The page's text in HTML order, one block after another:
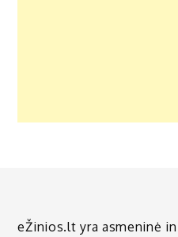
eŽinios.lt yra asmeninė